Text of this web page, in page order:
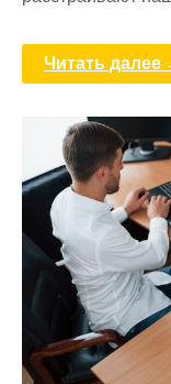
Читать далее